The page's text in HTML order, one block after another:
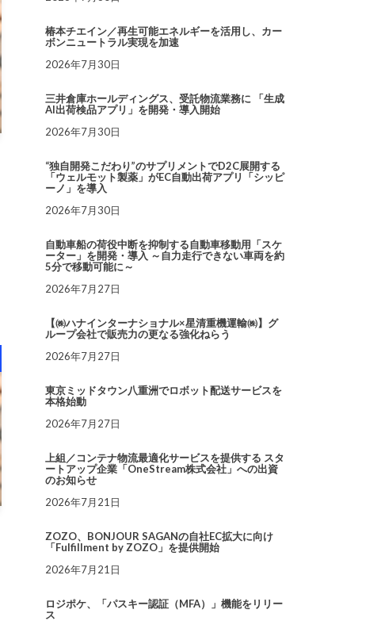
椿本チエイン／再生可能エネルギーを活用し、カー
ボンニュートラル実現を加速
2026年7月30日
三井倉庫ホールディングス、受託物流業務に 「生成
AI出荷検品アプリ」を開発・導入開始
2026年7月30日
“独自開発こだわり”のサプリメントでD2C展開する
「ウェルモット製薬」がEC自動出荷アプリ「シッピ
ーノ」を導入
2026年7月30日
自動車船の荷役中断を抑制する自動車移動用「スケ
ーター」を開発・導入 ～自力走行できない車両を約
5分で移動可能に～
2026年7月27日
【㈱ハナインターナショナル×星清重機運輸㈱】グ
ループ会社で販売力の更なる強化ねらう
2026年7月27日
東京ミッドタウン八重洲でロボット配送サービスを
本格始動
2026年7月27日
上組／コンテナ物流最適化サービスを提供する スタ
ートアップ企業「OneStream株式会社」への出資
のお知らせ
2026年7月21日
ZOZO、BONJOUR SAGANの自社EC拡大に向け
「Fulfillment by ZOZO」を提供開始
2026年7月21日
ロジポケ、「パスキー認証（MFA）」機能をリリー
ス